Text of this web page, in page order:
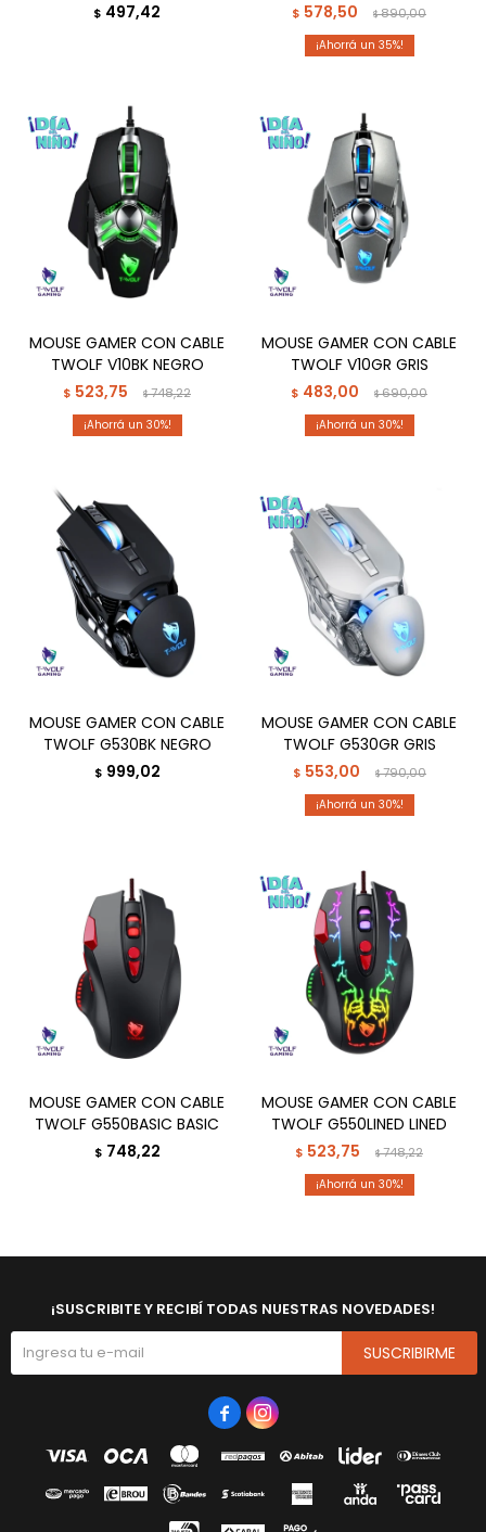
$ 497,42 $ 578,50 $890,00
35
MOUSE GAMER CON CABLE
TWOLF V10BK NEGRO
$ 523,75 $748,22
30
MOUSE GAMER CON CABLE
TWOLF V10GR GRIS
$ 483,00 $690,00
30
MOUSE GAMER CON CABLE
TWOLF G530BK NEGRO
$ 999,02
MOUSE GAMER CON CABLE
TWOLF G530GR GRIS
$ 553,00 $790,00
30
MOUSE GAMER CON CABLE
TWOLF G550BASIC BASIC
$ 748,22
MOUSE GAMER CON CABLE
TWOLF G550LINED LINED
$ 523,75 $748,22
30
¡SUSCRIBITE Y RECIBÍ TODAS NUESTRAS NOVEDADES!
SUSCRIBIRME
 